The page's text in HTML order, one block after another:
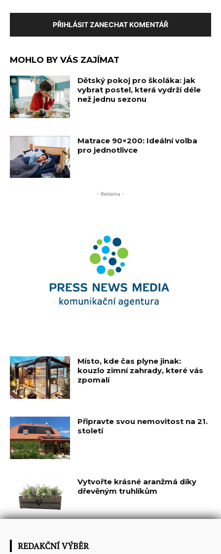
PŘIHLÁSIT ZANECHAT KOMENTÁŘ
MOHLO BY VÁS ZAJÍMAT
Dětský pokoj pro školáka: jak
vybrat postel, která vydrží déle
než jednu sezonu
Matrace 90×200: Ideální volba
pro jednotlivce
- Reklama -
Místo, kde čas plyne jinak:
kouzlo zimní zahrady, které vás
zpomalí
Připravte svou nemovitost na 21.
století
Vytvořte krásné aranžmá díky
dřevěným truhlíkům
REDAKČNÍ VÝBĚR